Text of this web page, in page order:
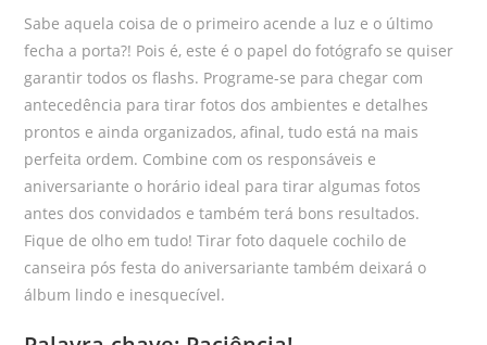
Sabe aquela coisa de o primeiro acende a luz e o último
fecha a porta?! Pois é, este é o papel do fotógrafo se quiser
garantir todos os flashs. Programe-se para chegar com
antecedência para tirar fotos dos ambientes e detalhes
prontos e ainda organizados, afinal, tudo está na mais
perfeita ordem. Combine com os responsáveis e
aniversariante o horário ideal para tirar algumas fotos
antes dos convidados e também terá bons resultados.
Fique de olho em tudo! Tirar foto daquele cochilo de
canseira pós festa do aniversariante também deixará o
álbum lindo e inesquecível.